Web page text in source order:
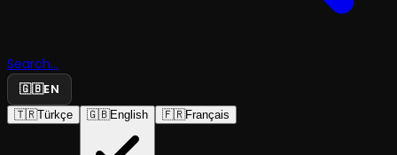
Search...
🇬🇧EN
🇹🇷Türkçe 🇬🇧English 🇫🇷Français